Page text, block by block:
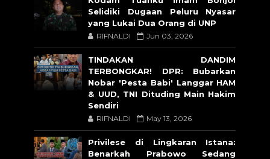
Selidiki Dugaan Peluru Nyasar
yang Lukai Dua Orang di UNP
RIFNALDI Jun 03, 2026
TINDAKAN DANDIM
TERBONGKAR! DPR: Bubarkan
Nobar 'Pesta Babi' Langgar HAM
& UUD, TNI Dituding Main Hakim
Sendiri
RIFNALDI May 13, 2026
Privilese di Lingkaran Istana:
Benarkah Prabowo Sedang